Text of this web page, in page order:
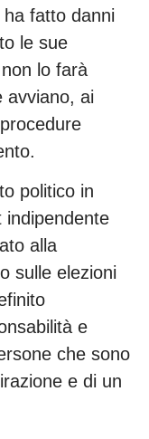
fatto danni
le sue
lo farà
avviano, ai
politico in
indipendente
alla
sulle elezioni
e
che sono
e di un